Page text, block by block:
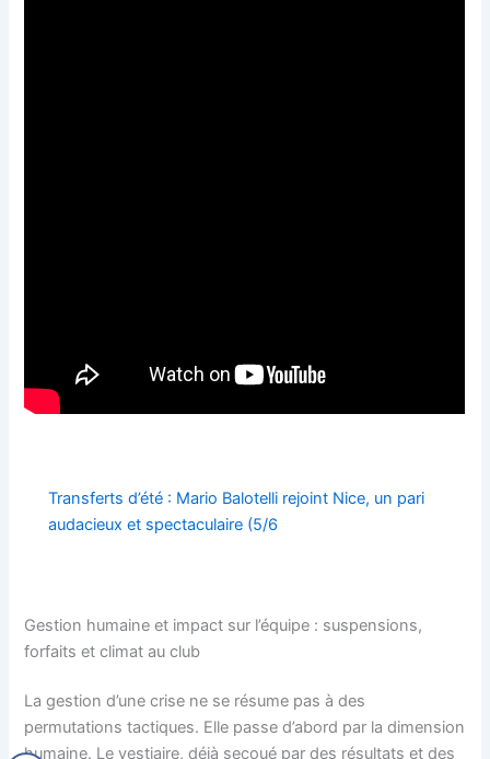
Transferts d’été : Mario Balotelli rejoint Nice, un pari
audacieux et spectaculaire (5/6
Gestion humaine et impact sur l’équipe : suspensions,
forfaits et climat au club
La gestion d’une crise ne se résume pas à des
permutations tactiques. Elle passe d’abord par la dimension
humaine. Le vestiaire, déjà secoué par des résultats et des